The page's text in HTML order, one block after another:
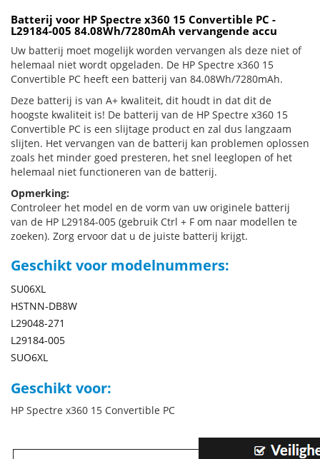
Batterij voor HP Spectre x360 15 Convertible PC -
L29184-005 84.08Wh/7280mAh vervangende accu
Uw batterij moet mogelijk worden vervangen als deze niet of
helemaal niet wordt opgeladen. De HP Spectre x360 15
Convertible PC heeft een batterij van 84.08Wh/7280mAh.
Deze batterij is van A+ kwaliteit, dit houdt in dat dit de
hoogste kwaliteit is! De batterij van de HP Spectre x360 15
Convertible PC is een slijtage product en zal dus langzaam
slijten. Het vervangen van de batterij kan problemen oplossen
zoals het minder goed presteren, het snel leeglopen of het
helemaal niet functioneren van de batterij.
Opmerking:
Controleer het model en de vorm van uw originele batterij
van de HP L29184-005 (gebruik Ctrl + F om naar modellen te
zoeken). Zorg ervoor dat u de juiste batterij krijgt.
Geschikt voor modelnummers:
SU06XL
HSTNN-DB8W
L29048-271
L29184-005
SUO6XL
Geschikt voor:
HP Spectre x360 15 Convertible PC